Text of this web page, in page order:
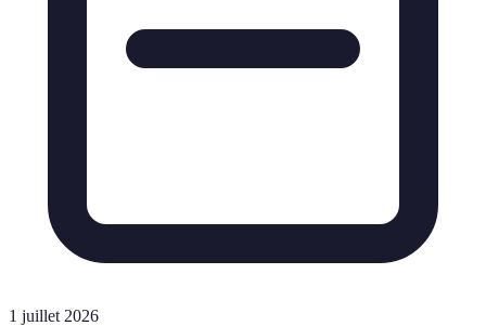
1 juillet 2026